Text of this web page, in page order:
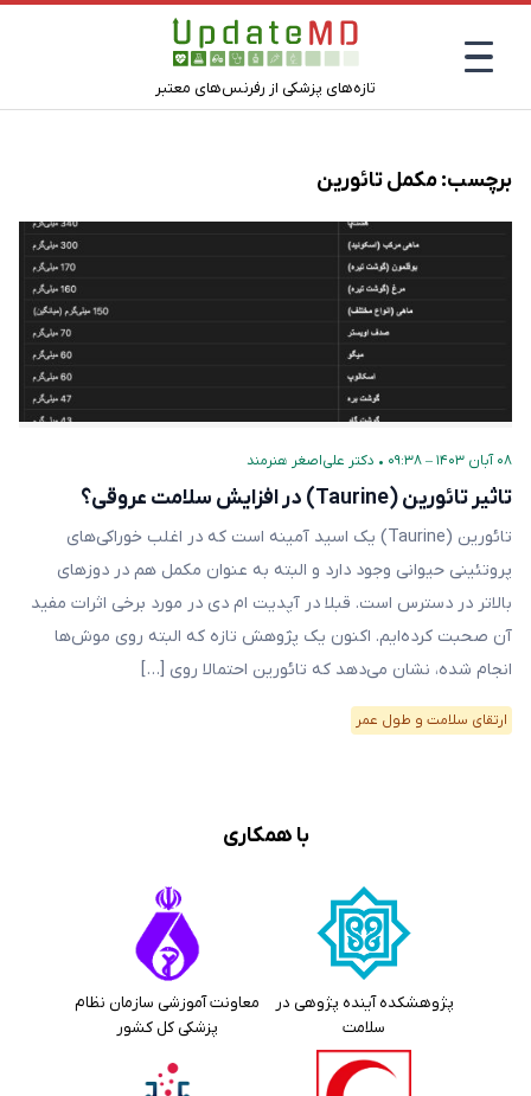
تازه‌های پزشکی از رفرنس‌های معتبر
برچسب:مکمل تائورین
۰۸ آبان ۱۴۰۳ – ۰۹:۳۸ • دکتر علی‌اصغر هنرمند
تاثیر تائورین (Taurine) در افزایش سلامت عروقی؟
تائورین (Taurine) یک اسید آمینه است که در اغلب خوراکی‌های
پروتئینی حیوانی وجود دارد و البته به عنوان مکمل هم در دوزهای
بالاتر در دسترس است. قبلا در آپدیت ام دی در مورد برخی اثرات مفید
آن صحبت کرده‌ایم. اکنون یک پژوهش تازه که البته روی موش‌ها
انجام شده، نشان می‌دهد که تائورین احتمالا روی […]
ارتقای سلامت و طول عمر
با همکاری
پژوهشکده آینده پژوهی در
سلامت
معاونت آموزشی سازمان نظام
پزشکی کل کشور